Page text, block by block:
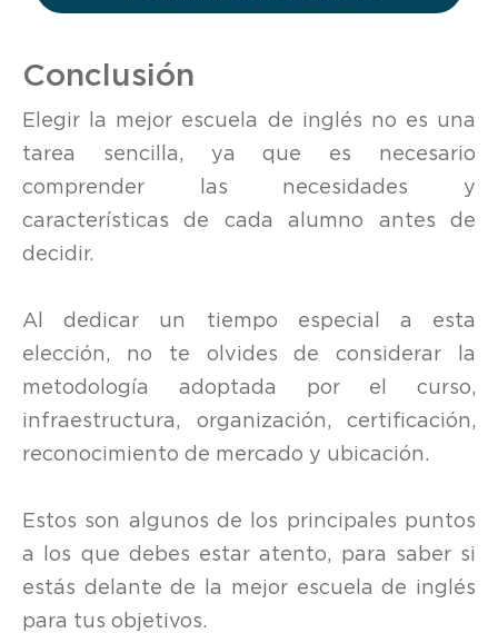
Conclusión
Elegir la mejor escuela de inglés no es una
tarea sencilla, ya que es necesario
comprender las necesidades y
características de cada alumno antes de
decidir.
Al dedicar un tiempo especial a esta
elección, no te olvides de considerar la
metodología adoptada por el curso,
infraestructura, organización, certificación,
reconocimiento de mercado y ubicación.
Estos son algunos de los principales puntos
a los que debes estar atento, para saber si
estás delante de la mejor escuela de inglés
para tus objetivos.